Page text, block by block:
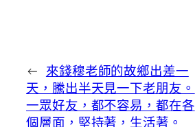
← 來錢穆老師的故鄉出差一
天，騰出半天見一下老朋友。
一眾好友，都不容易，都在各
個層面，堅持著，生活著。